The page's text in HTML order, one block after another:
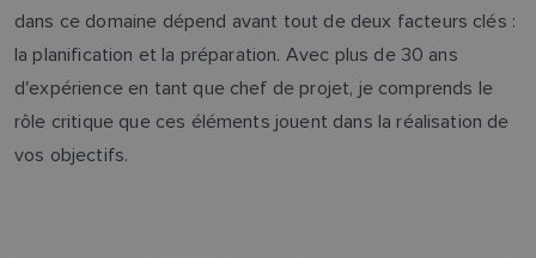
dans ce domaine dépend avant tout de deux facteurs clés :
la planification et la préparation. Avec plus de 30 ans
d'expérience en tant que chef de projet, je comprends le
rôle critique que ces éléments jouent dans la réalisation de
vos objectifs.